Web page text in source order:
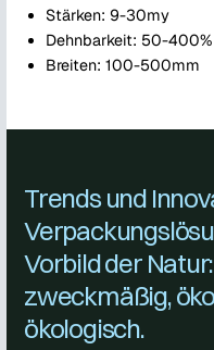
Stärken: 9-30my
Dehnbarkeit: 50-400%
Breiten: 100-500mm
Trends und
Vorbild der
zweckmäßig,
ökologisch.